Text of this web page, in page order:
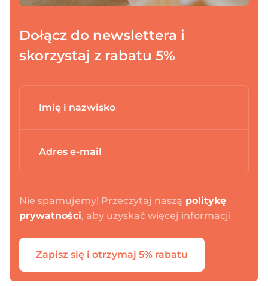
Dołącz do newslettera i
skorzystaj z rabatu 5%
Nie spamujemy! Przeczytaj naszą politykę
prywatności, aby uzyskać więcej informacji
Zapisz się i otrzymaj 5% rabatu
Kontynuuj zakupy